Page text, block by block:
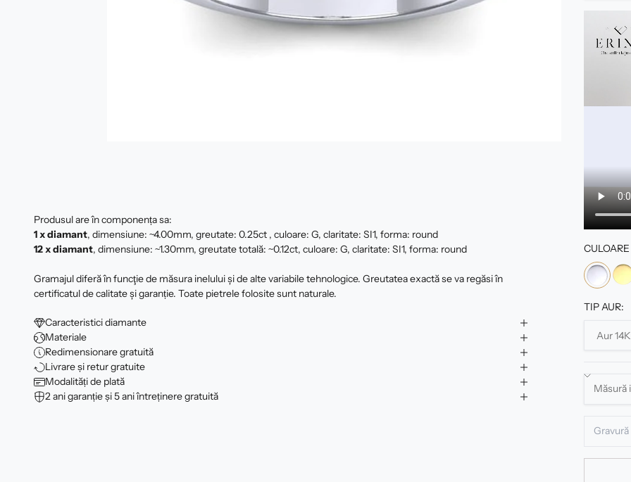
TIP AUR:
Produsul are în componența sa:
1 x diamant, dimensiune: ~4.00mm, greutate: 0.25ct , culoare: G, claritate: SI1, forma: round
12 xdiamant, dimensiune: ~1.30mm, greutate totală: ~0.12ct, culoare: G, claritate: SI1, forma: round
Gramajul diferă în funcţie de măsura inelului şi de alte variabile tehnologice. Greutatea exactă se va regăsi în
certificatul de calitate şi garanție. Toate pietrele folosite sunt naturale.
Caracteristici diamante
Materiale
Redimensionare gratuită
Livrare și retur gratuite
Modalități de plată
2 ani garanție și 5 ani întreținere gratuită